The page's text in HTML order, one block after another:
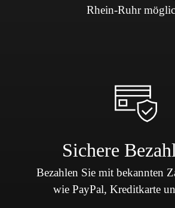
Rhein-Ruhr
Sichere
Bezahlen Sie mit bekannten
wie PayPal, Kreditkarte